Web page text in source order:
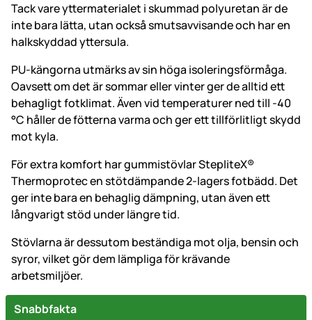
Tack vare yttermaterialet i skummad polyuretan är de
inte bara lätta, utan också smutsavvisande och har en
halkskyddad yttersula.
PU-kängorna utmärks av sin höga isoleringsförmåga.
Oavsett om det är sommar eller vinter ger de alltid ett
behagligt fotklimat. Även vid temperaturer ned till -40
°C håller de fötterna varma och ger ett tillförlitligt skydd
mot kyla.
För extra komfort har gummistövlar StepliteX®
Thermoprotec en stötdämpande 2-lagers fotbädd. Det
ger inte bara en behaglig dämpning, utan även ett
långvarigt stöd under längre tid.
Stövlarna är dessutom beständiga mot olja, bensin och
syror, vilket gör dem lämpliga för krävande
arbetsmiljöer.
Snabbfakta